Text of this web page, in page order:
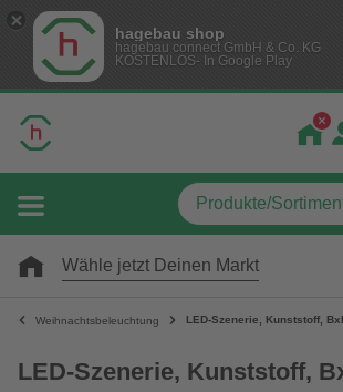
hagebau shop
hagebau connect GmbH & Co. KG
KOSTENLOS- In Google Play
Wähle jetzt Deinen Markt
Weihnachtsbeleuchtung LED-Szenerie, Kunststoff,
LED-Szenerie, Kunststoff,